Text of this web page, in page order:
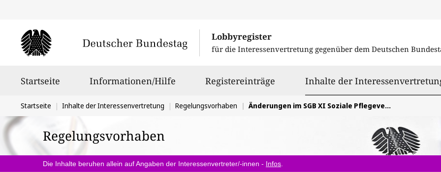
Lobbyregister
für die Interessenvertretung gegenüber dem Deutschen
Startseite Informationen/Hilfe Registereinträge Inhalte der
Sie
befinden
sich
hier:
Startseite Inhalte der Interessenvertretung Regelungsvorhaben Änderungen im SGB XI Soziale Pflegeversicherung, im Pflegezeit- und im Familienpflegezeitgesetz
Regelungsvorhaben
Die Inhalte beruhen allein auf Angaben der Interessenvertreter/-innen - Infos